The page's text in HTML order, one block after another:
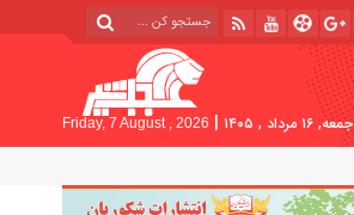
جمعه, ۱۶ مرداد , ۱۴۰۵ |
Friday, 7 August , 2026